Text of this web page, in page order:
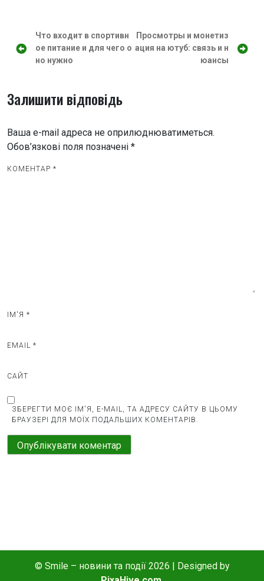
Н
а
г
а
ц
і
Что входит в спортивн
ое питание и для чего о
но нужно
Просмотры и монетиз
ация на ютуб: связь и н
юансы
Залишити відповідь
Ваша e-mail адреса не оприлюднюватиметься.
Обов’язкові поля позначені *
КОМЕНТАР *
ІМ'Я *
EMAIL *
САЙТ
ЗБЕРЕГТИ МОЄ ІМ'Я, E-MAIL, ТА АДРЕСУ САЙТУ В ЦЬОМУ
БРАУЗЕРІ ДЛЯ МОЇХ ПОДАЛЬШИХ КОМЕНТАРІВ.
© Smile – новини та події 2026
Designed by